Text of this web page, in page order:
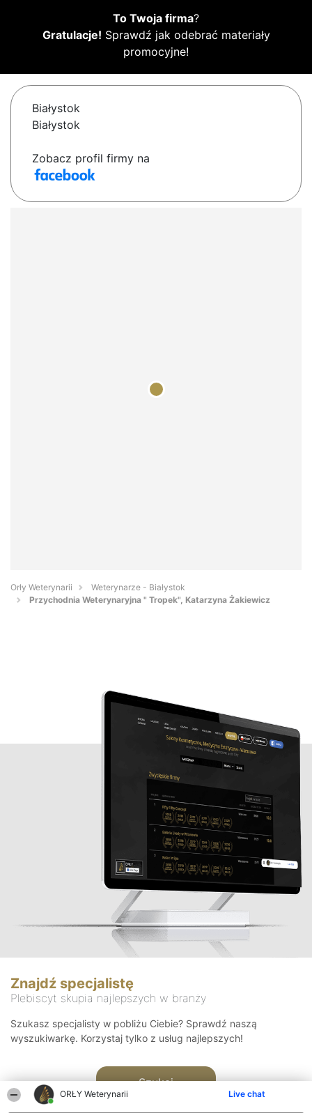
ORŁY Weterynarii Live chat
To Twoja firma?
Gratulacje! Sprawdź jak odebrać materiały
promocyjne!
Białystok
Białystok
Zobacz profil firmy na
Orły Weterynarii
Weterynarze - Białystok
Przychodnia Weterynaryjna " Tropek", Katarzyna Żakiewicz
Znajdź specjalistę
Plebiscyt skupia najlepszych w branży
Szukasz specjalisty w pobliżu Ciebie? Sprawdź naszą
wyszukiwarkę. Korzystaj tylko z usług najlepszych!
Szukaj